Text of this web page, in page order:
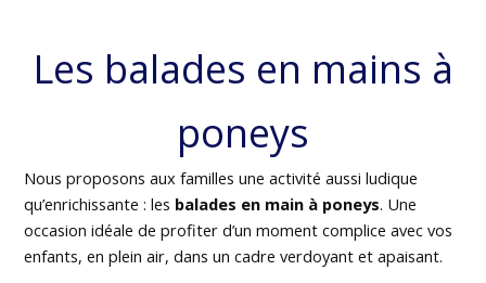
Les balades en mains à
poneys
Nous proposons aux familles une activité aussi ludique
qu’enrichissante : les balades en main à poneys. Une
occasion idéale de profiter d’un moment complice avec vos
enfants, en plein air, dans un cadre verdoyant et apaisant.